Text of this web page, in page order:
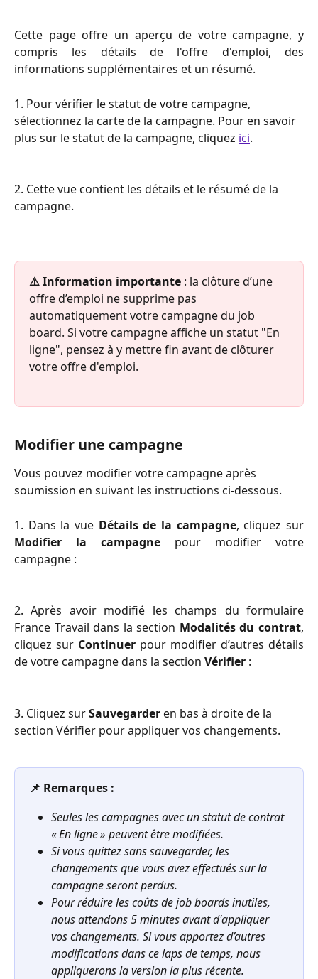
Cette page offre un aperçu de votre campagne, y
compris les détails de l'offre d'emploi, des
informations supplémentaires et un résumé.
1. Pour vérifier le statut de votre campagne,
sélectionnez la carte de la campagne. Pour en savoir
plus sur le statut de la campagne, cliquez ici.
2. Cette vue contient les détails et le résumé de la
campagne.
⚠️ Information importante : la clôture d’une
offre d’emploi ne supprime pas
automatiquement votre campagne du job
board. Si votre campagne affiche un statut "En
ligne", pensez à y mettre fin avant de clôturer
votre offre d'emploi.
Modifier une campagne
Vous pouvez modifier votre campagne après
soumission en suivant les instructions ci-dessous.
1. Dans la vue Détails de la campagne, cliquez sur
Modifier la campagne pour modifier votre
campagne :
2. Après avoir modifié les champs du formulaire
France Travail dans la section Modalités du contrat,
cliquez sur Continuer pour modifier d’autres détails
de votre campagne dans la section Vérifier :
3. Cliquez sur Sauvegarder en bas à droite de la
section Vérifier pour appliquer vos changements.
📌 Remarques :
Seules les campagnes avec un statut de contrat
« En ligne » peuvent être modifiées.
Si vous quittez sans sauvegarder, les
changements que vous avez effectués sur la
campagne seront perdus.
Pour réduire les coûts de job boards inutiles,
nous attendons 5 minutes avant d'appliquer
vos changements. Si vous apportez d’autres
modifications dans ce laps de temps, nous
appliquerons la version la plus récente.